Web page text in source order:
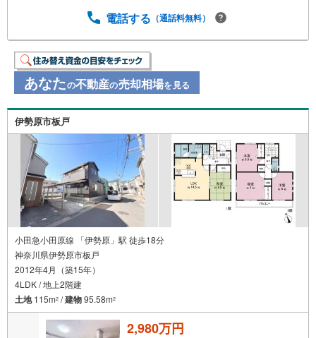
電話する （通話料無料）
あなたの不動産の売却相場を見る
伊勢原市板戸
小田急小田原線 「伊勢原」駅 徒歩18分
神奈川県伊勢原市板戸
2012年4月（築15年）
4LDK / 地上2階建
土地115m2 /建物95.58m2
2,980万円